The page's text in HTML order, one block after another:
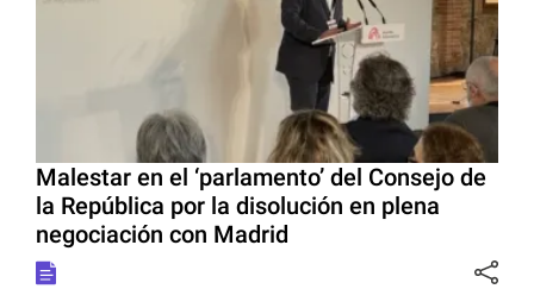
Malestar en el ‘parlamento’ del Consejo de
la República por la disolución en plena
negociación con Madrid